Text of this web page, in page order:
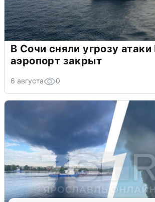
В Сочи сняли угрозу
аэропорт закрыт
6 августа 0